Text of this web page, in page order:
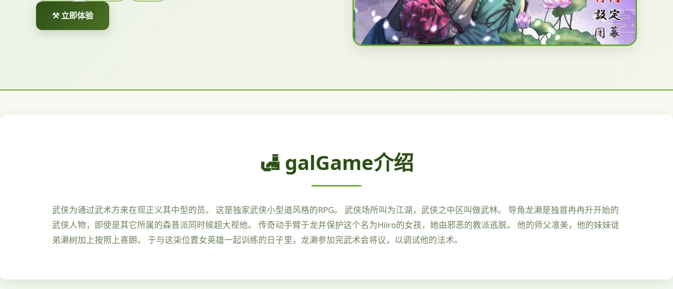
⚒️ 立即体验
🛃 galGame介绍
武侠为通过武术方来在现正义其中型的员。 这是独家武侠小型道风格的RPG。 武侠场所叫为江湖，武侠之中区叫做武林。 导角龙濑是独首冉冉升开始的
武侠人物，即使是其它所属的森普派同时候超大视他。 传奇动手臂于龙井保护这个名为Hiiro的女孩，她由邪恶的教派逃脱。 他的师父凛美，他的妹妹徒
弟濑树加上按照上喜朗。 于与这柒位置女英雄一起训练的日子里，龙濑参加完武术会将议，以调试他的法术。